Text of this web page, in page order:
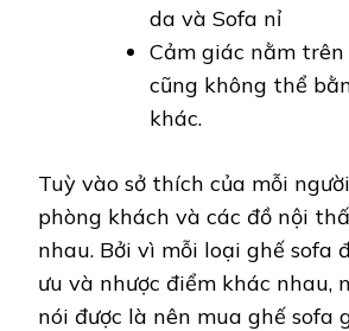
da và Sofa nỉ
Cảm giác nằm
cũng không thể
khác.
Tuỳ vào sở thích của mỗi
phòng khách và các đồ nội
nhau. Bởi vì mỗi loại ghế sofa
ưu và nhược điểm khác nhau,
nói được là nên mua ghế sofa